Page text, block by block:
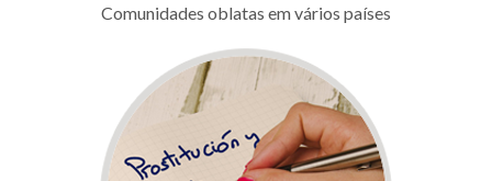
Comunidades oblatas em vários países